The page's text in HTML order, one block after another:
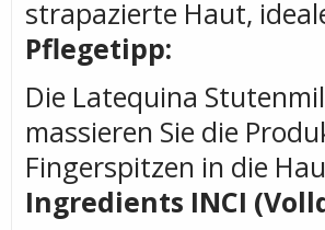
strapazierte Haut,
Pflegetipp:
Die Latequina
massieren Sie die
Fingerspitzen in die
Ingredients INCI